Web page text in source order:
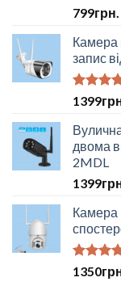
799грн.
Камера
запис
Оцінено
з 5
1399
двома
2MDL
1399
Камера
Оцінено
з 5
1350